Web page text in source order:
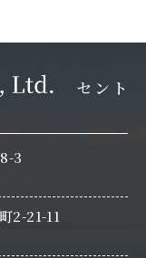
セント
8-3
2-21-11